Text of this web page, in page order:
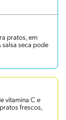
pratos, em
salsa seca pode
vitamina C e
frescos,